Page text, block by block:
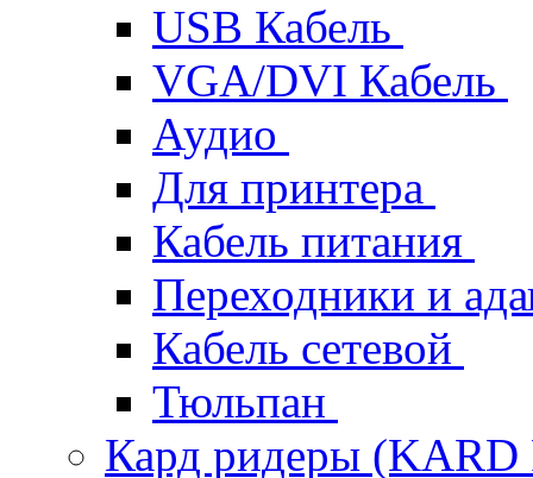
USB Кабель
VGA/DVI Кабель
Аудио
Для принтера
Кабель питания
Переходники и
Кабель сетевой
Тюльпан
Кард ридеры